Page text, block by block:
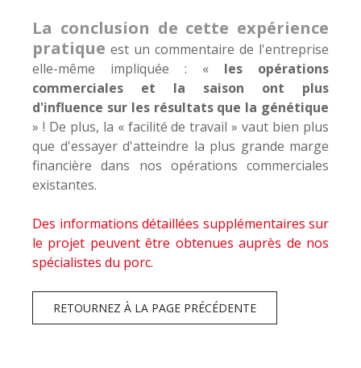
La conclusion de cette expérience
pratique est un commentaire de l'entreprise
elle-même impliquée : « les opérations
commerciales et la saison ont plus
d'influence sur les résultats que la génétique
» ! De plus, la « facilité de travail » vaut bien plus
que d'essayer d'atteindre la plus grande marge
financière dans nos opérations commerciales
existantes.
Des informations détaillées supplémentaires sur
le projet peuvent être obtenues auprès de nos
spécialistes du porc.
RETOURNEZ À LA PAGE PRÉCÉDENTE